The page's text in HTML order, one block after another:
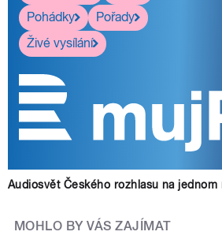
Pohádky
Pořady
Živé vysílání
Audiosvět Českého rozhlasu na jednom
MOHLO BY VÁS ZAJÍMAT